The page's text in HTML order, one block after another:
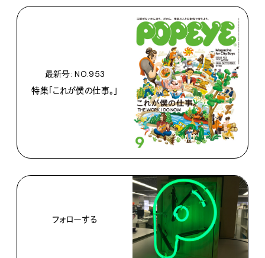
最新号: NO.953
特集「これが僕の仕事。」
フォローする